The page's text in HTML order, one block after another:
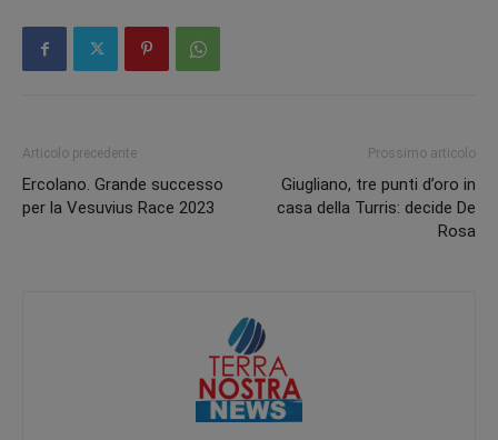
Articolo precedente
Ercolano. Grande successo
per la Vesuvius Race 2023
Prossimo articolo
Giugliano, tre punti d’oro in
casa della Turris: decide De
Rosa